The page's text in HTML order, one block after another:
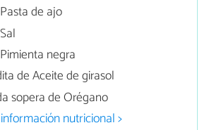
de ajo
negra
de Aceite de girasol
sopera de Orégano
nutricional >